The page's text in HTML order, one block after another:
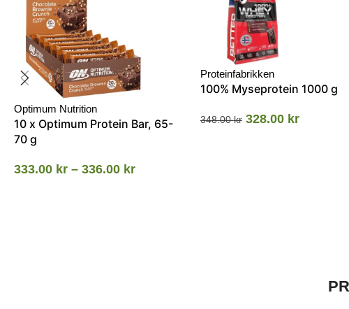
Optimum Nutrition
10 x Optimum Protein Bar, 65-
70 g
333.00 kr – 336.00 kr
Proteinfabrikken
100% Myseprotein 1000 g
348.00kr 328.00 kr